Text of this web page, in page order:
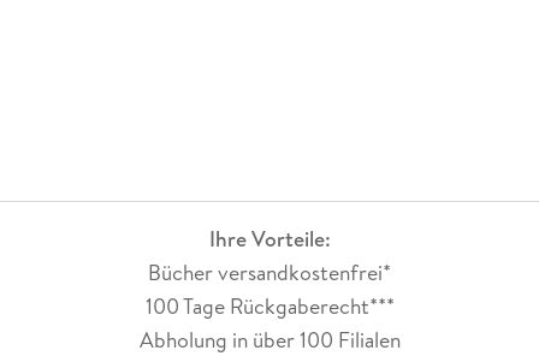
Ihre Vorteile:
Bücher versandkostenfrei*
100 Tage Rückgaberecht***
Abholung in über 100 Filialen